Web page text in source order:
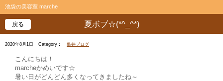
池袋の美容室 marche
夏ボブ☆(*^_^*)
戻る
2020年8月1日 Category： 亀井ブログ
こんにちは！
marcheかめいです☆
暑い日がどんどん多くなってきましたね～